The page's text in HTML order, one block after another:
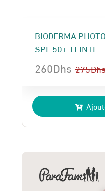
BIODERMA
SPF 50+ TEINTE ..
275Dhs
prix
initial
était :
260Dhs
prix
actuel
est :